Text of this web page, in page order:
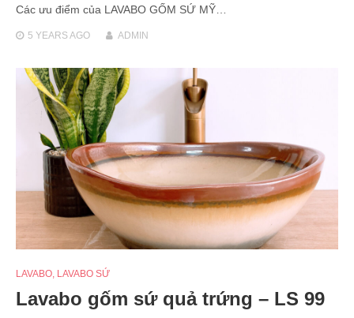
Các ưu điểm của LAVABO GỐM SỨ MỸ…
5 YEARSAGO ADMIN
LAVABO LAVABO SỨ
Lavabo gốm sứ quả trứng – LS 99